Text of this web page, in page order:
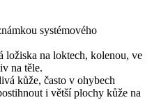
systémového
ložiska na loktech, kolenou, ve
na těle.
kůže, často v ohybech
i větší plochy kůže na